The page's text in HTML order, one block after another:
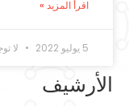
اقرأ المزيد »
5 يوليو 2022 لا
الأرشيف